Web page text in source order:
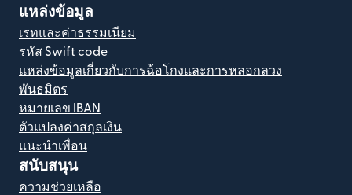
แหล่งข้อมูล
เรทและค่าธรรมเนียม
รหัส Swift code
แหล่งข้อมูลเกี่ยวกับการฉ้อโกงและการหลอกลวง
พันธมิตร
หมายเลข IBAN
ตัวแปลงค่าสกุลเงิน
แนะนำเพื่อน
สนับสนุน
ความช่วยเหลือ